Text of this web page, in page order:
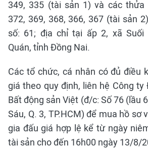
349, 335 (tài sản 1) và các thửa
372, 369, 368, 366, 367 (tài sản
số: 61; địa chỉ tại ấp 2, xã Suối
Quán, tỉnh Đồng Nai.
Các tổ chức, cá nhân có đủ điều
giá theo quy định, liên hệ Công ty
Bất động sản Việt (đ/c: Số 76 (lầu
Sáu, Q. 3, TP.HCM) để mua hồ sơ
gia đấu giá hợp lệ kể từ ngày
tài sản cho đến 16h00 ngày 13/8/